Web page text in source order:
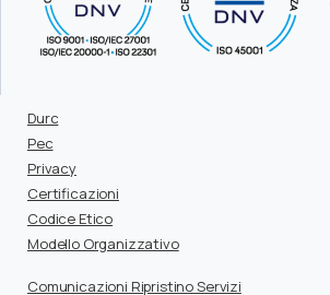
Durc
Pec
Privacy
Certificazioni
Codice Etico
Modello Organizzativo
Comunicazioni Ripristino Servizi